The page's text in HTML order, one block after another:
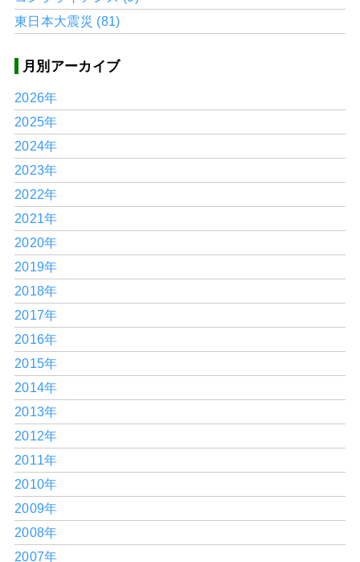
東日本大震災 (81)
月別アーカイブ
2026年
2025年
2024年
2023年
2022年
2021年
2020年
2019年
2018年
2017年
2016年
2015年
2014年
2013年
2012年
2011年
2010年
2009年
2008年
2007年